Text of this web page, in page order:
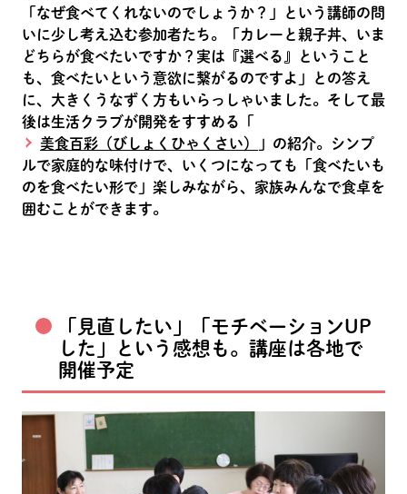
「なぜ食べてくれないのでしょうか？」という講師の問
いに少し考え込む参加者たち。「カレーと親子丼、いま
どちらが食べたいですか？実は『選べる』ということ
も、食べたいという意欲に繋がるのですよ」との答え
に、大きくうなずく方もいらっしゃいました。そして最
後は生活クラブが開発をすすめる「
美食百彩（びしょくひゃくさい）
」の紹介。シンプ
ルで家庭的な味付けで、いくつになっても「食べたいも
のを食べたい形で」楽しみながら、家族みんなで食卓を
囲むことができます。
「見直したい」「モチベーションUP
した」という感想も。講座は各地で
開催予定